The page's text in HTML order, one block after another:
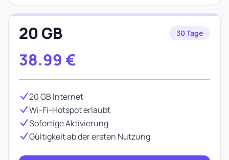
20 GB 30 Tage
38.99 €
20 GB Internet
Wi-Fi-Hotspot erlaubt
Sofortige Aktivierung
Gültigkeit ab der ersten Nutzung